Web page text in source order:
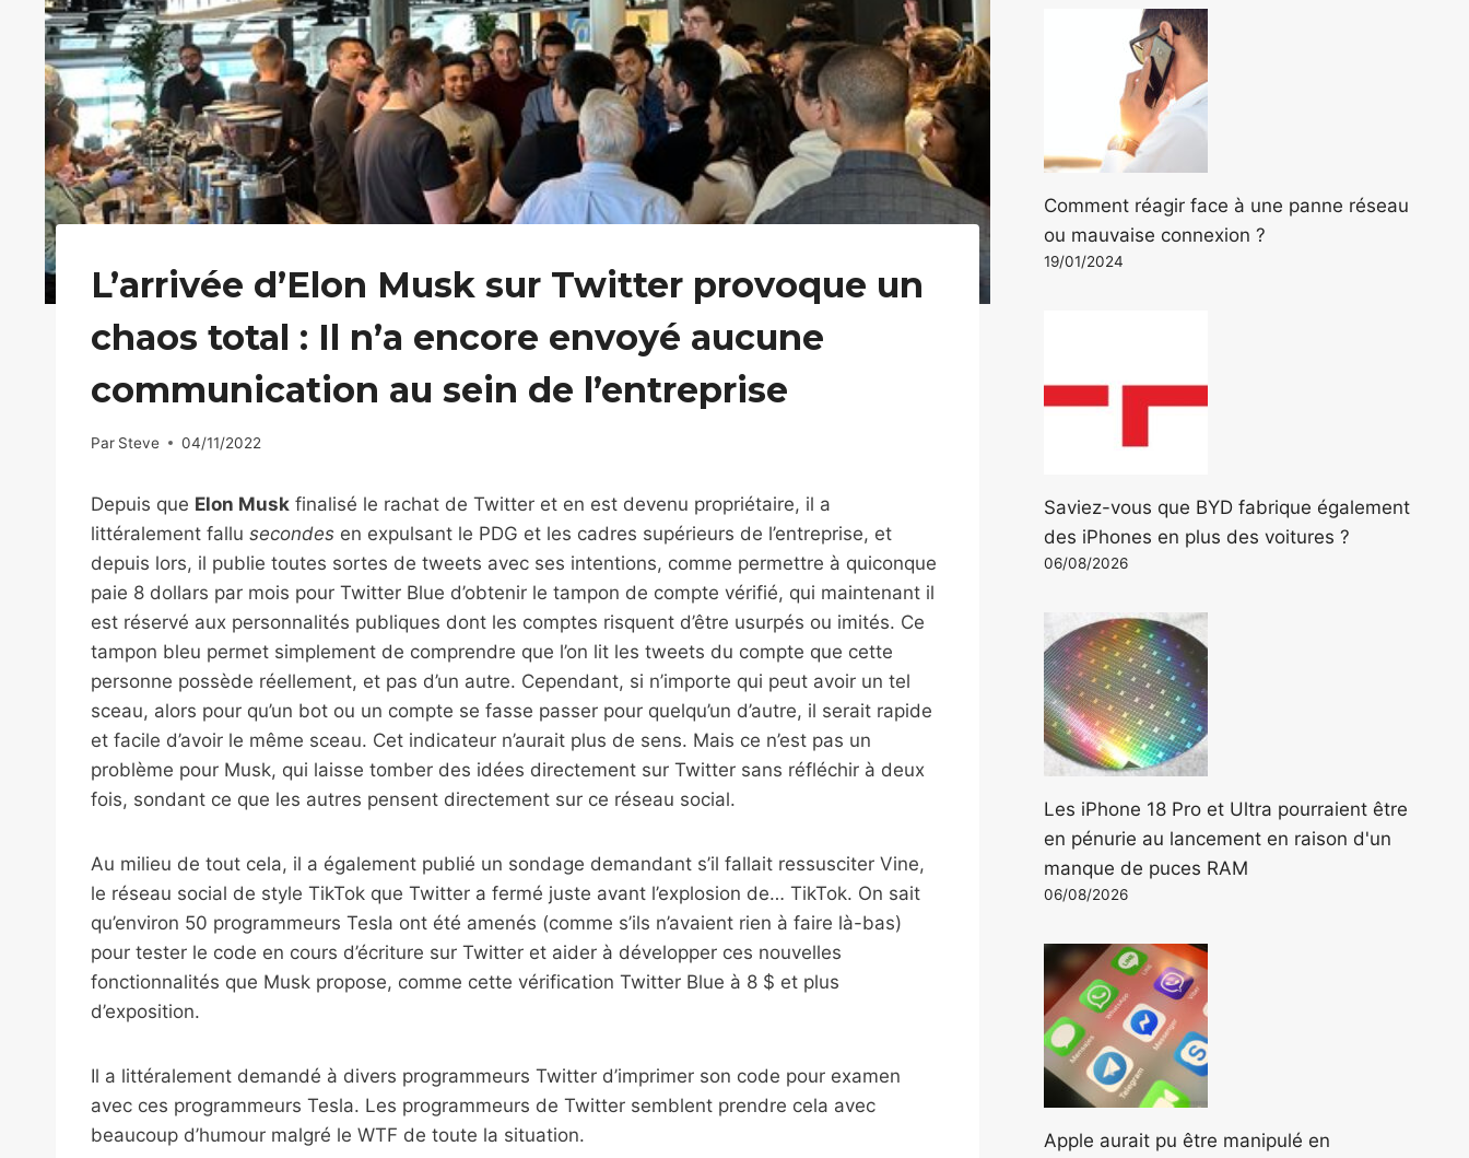
L’arrivée d’Elon Musk sur Twitter provoque un
chaos total : Il n’a encore envoyé aucune
communication au sein de l’entreprise
Par Steve 04/11/2022
Depuis que Elon Musk finalisé le rachat de Twitter et en est devenu propriétaire, il a
littéralement fallu secondes en expulsant le PDG et les cadres supérieurs de l’entreprise, et
depuis lors, il publie toutes sortes de tweets avec ses intentions, comme permettre à quiconque
paie 8 dollars par mois pour Twitter Blue d’obtenir le tampon de compte vérifié, qui maintenant il
est réservé aux personnalités publiques dont les comptes risquent d’être usurpés ou imités. Ce
tampon bleu permet simplement de comprendre que l’on lit les tweets du compte que cette
personne possède réellement, et pas d’un autre. Cependant, si n’importe qui peut avoir un tel
sceau, alors pour qu’un bot ou un compte se fasse passer pour quelqu’un d’autre, il serait rapide
et facile d’avoir le même sceau. Cet indicateur n’aurait plus de sens. Mais ce n’est pas un
problème pour Musk, qui laisse tomber des idées directement sur Twitter sans réfléchir à deux
fois, sondant ce que les autres pensent directement sur ce réseau social.
Au milieu de tout cela, il a également publié un sondage demandant s’il fallait ressusciter Vine,
le réseau social de style TikTok que Twitter a fermé juste avant l’explosion de… TikTok. On sait
qu’environ 50 programmeurs Tesla ont été amenés (comme s’ils n’avaient rien à faire là-bas)
pour tester le code en cours d’écriture sur Twitter et aider à développer ces nouvelles
fonctionnalités que Musk propose, comme cette vérification Twitter Blue à 8 $ et plus
d’exposition.
Il a littéralement demandé à divers programmeurs Twitter d’imprimer son code pour examen
avec ces programmeurs Tesla. Les programmeurs de Twitter semblent prendre cela avec
beaucoup d’humour malgré le WTF de toute la situation.
Comment réagir face à une panne réseau
ou mauvaise connexion ?
19/01/2024
Saviez-vous que BYD fabrique également
des iPhones en plus des voitures ?
06/08/2026
Les iPhone 18 Pro et Ultra pourraient être
en pénurie au lancement en raison d'un
manque de puces RAM
06/08/2026
Apple aurait pu être manipulé en